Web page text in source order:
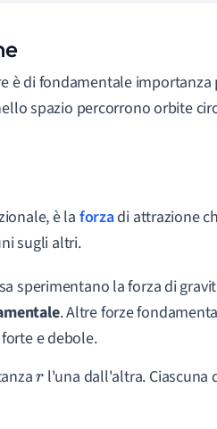
è di fondamentale importanza
spazio percorrono orbite
è la forzadi attrazione
sugli altri.
sperimentano la forza di
. Altre forze
e debole.
r l'una dall'altra. Ciascuna